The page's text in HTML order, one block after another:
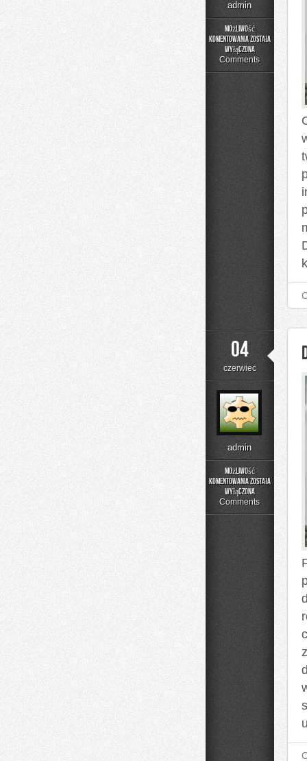
admin
Możliwość
komentowania
Europie
została
wyłączona
Comments
04
czerwiec
admin
Możliwość
komentowania
Projekty
została
wyłączona
Comments